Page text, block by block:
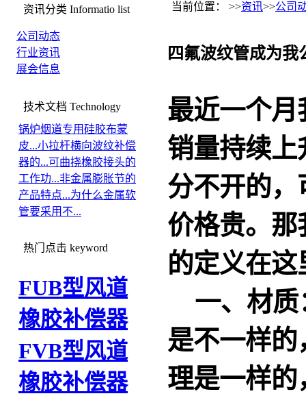
资讯分类 Informatio list
公司动态
行业资讯
展会信息
技术文档 Technology
锅炉烟道专用硅胶布蒙
皮...小拉杆横向波纹补偿
器的...可曲挠橡胶接头的
工作功...非金属膨胀节的
产品特点...为什么金属软
管要采用不...
热门点击 keyword
FUB型风道
橡胶补偿器
FVB型风道
橡胶补偿器
当前位置： >>资讯>>公司
四氟波纹管成为
最近一个月
销量持续上
分不开的，
价格贵。那
的定义在
一、材质
是不一样
理是一样的